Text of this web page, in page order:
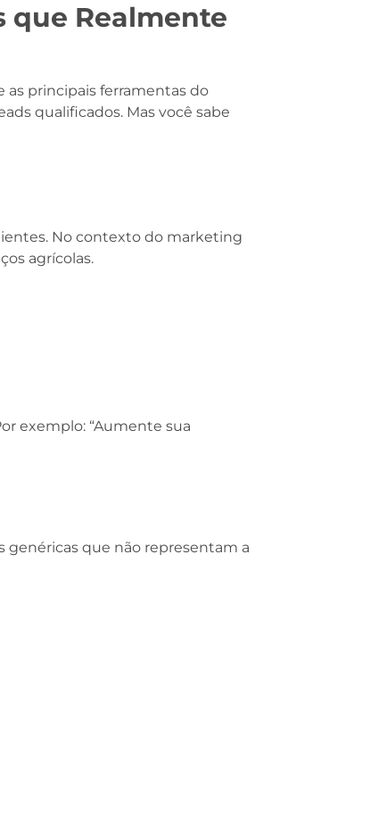
que Realmente
principais ferramentas do
qualificados. Mas você sabe
No contexto do marketing
agrícolas.
exemplo: “Aumente sua
genéricas que não representam a